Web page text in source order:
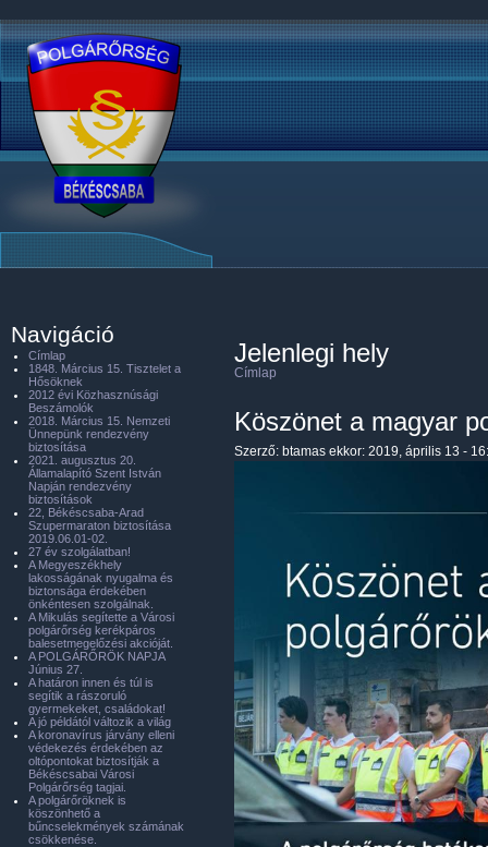
Jelenlegi hely
Címlap
Köszönet a magyar
Szerző: btamas ekkor: 2019, április 13 -
Navigáció
Címlap
1848. Március 15. Tisztelet a
Hősöknek
2012 évi Közhasznúsági
Beszámolók
2018. Március 15. Nemzeti
Ünnepünk rendezvény
biztosítása
2021. augusztus 20.
Államalapító Szent István
Napján rendezvény
biztosítások
22, Békéscsaba-Arad
Szupermaraton biztosítása
2019.06.01-02.
27 év szolgálatban!
A Megyeszékhely
lakosságának nyugalma és
biztonsága érdekében
önkéntesen szolgálnak.
A Mikulás segítette a Városi
polgárőrség kerékpáros
balesetmegelőzési akcióját.
A POLGÁRŐRÖK NAPJA
Június 27.
A határon innen és túl is
segítik a rászoruló
gyermekeket, családokat!
A jó példától változik a világ
A koronavírus járvány elleni
védekezés érdekében az
oltópontokat biztosítják a
Békéscsabai Városi
Polgárőrség tagjai.
A polgárőröknek is
köszönhető a
bűncselekmények számának
csökkenése.